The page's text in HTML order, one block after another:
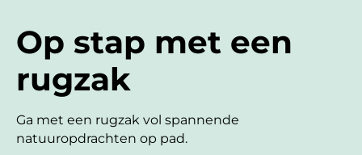
Op stap met een
rugzak
Ga met een rugzak vol spannende
natuuropdrachten op pad.